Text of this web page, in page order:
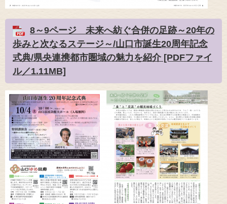
8～9ページ 未来へ紡ぐ合併の足跡～20年の
歩みと次なるステージ～/山口市誕生20周年記念
式典/県央連携都市圏域の魅力を紹介 [PDFファイ
ル／1.11MB]